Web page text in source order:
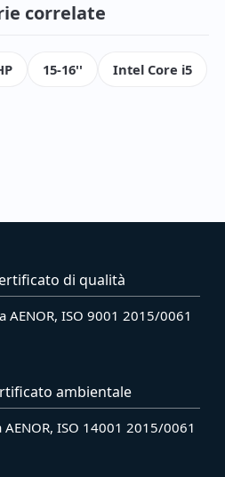
correlate
15-16'' Intel Core i5
di qualità
AENOR, ISO 9001 2015/0061
ambientale
ISO 14001 2015/0061